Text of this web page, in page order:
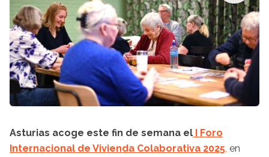
Asturias acoge este fin de semana el I Foro
Internacional de Vivienda Colaborativa 2025, en